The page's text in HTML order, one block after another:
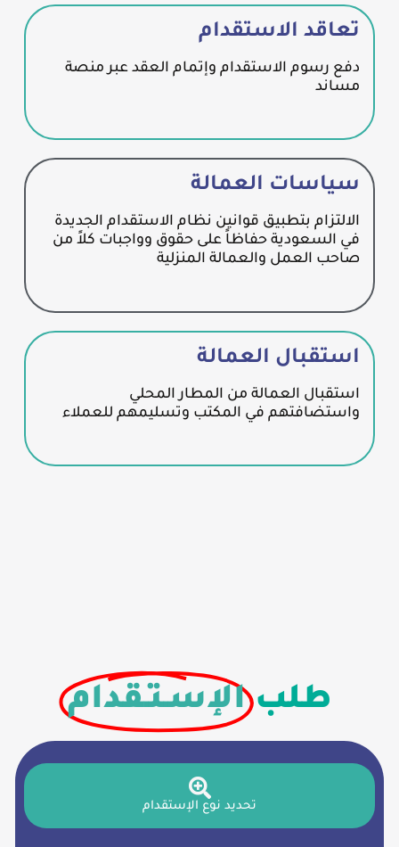
تعاقد الاستقدام
دفع رسوم الاستقدام وإتمام العقد عبر منصة
مساند
سياسات العمالة
الالتزام بتطبيق قوانين نظام الاستقدام الجديدة
في السعودية حفاظاً على حقوق وواجبات كلاً من
صاحب العمل والعمالة المنزلية
استقبال العمالة
استقبال العمالة من المطار المحلي
واستضافتهم في المكتب وتسليمهم للعملاء
طلبالإسـتـقدام
تحديد نوع الإستقدام